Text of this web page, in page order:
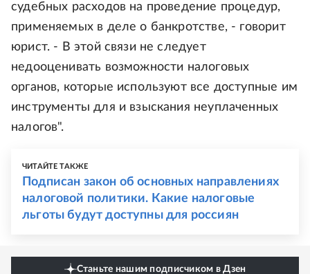
судебных расходов на проведение процедур,
применяемых в деле о банкротстве, - говорит
юрист. - В этой связи не следует
недооценивать возможности налоговых
органов, которые используют все доступные им
инструменты для и взыскания неуплаченных
налогов".
ЧИТАЙТЕ ТАКЖЕ
Подписан закон об основных направлениях
налоговой политики. Какие налоговые
льготы будут доступны для россиян
Станьте нашим подписчиком в Дзен